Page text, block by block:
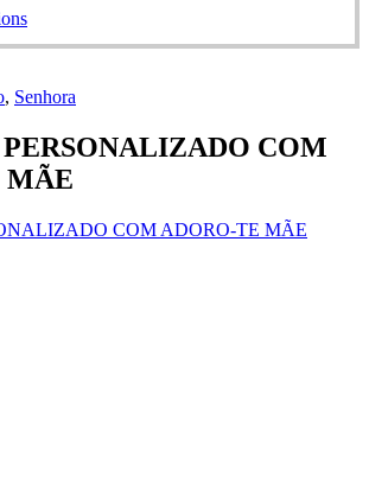
, Senhora
COM
MÃE
COM ADORO-TE MÃE